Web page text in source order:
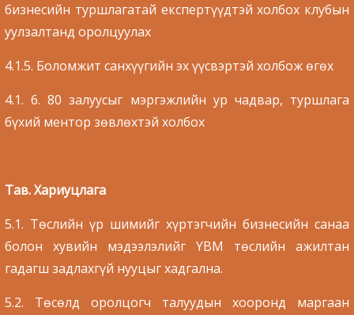
бизнесийн туршлагатай експертүүдтэй холбох клубын
уулзалтанд оролцуулах
4.1.5. Боломжит санхүүгийн эх үүсвэртэй холбож өгөх
4.1. 6. 80 залуусыг мэргэжлийн ур чадвар, туршлага
бүхий ментор зөвлөхтэй холбох
Тав. Хариуцлага
5.1. Төслийн үр шимийг хүртэгчийн бизнесийн санаа
болон хувийн мэдээлэлийг YBM төслийн ажилтан
гадагш задлахгүй нууцыг хадгална.
5.2. Төсөлд оролцогч талуудын хооронд маргаан